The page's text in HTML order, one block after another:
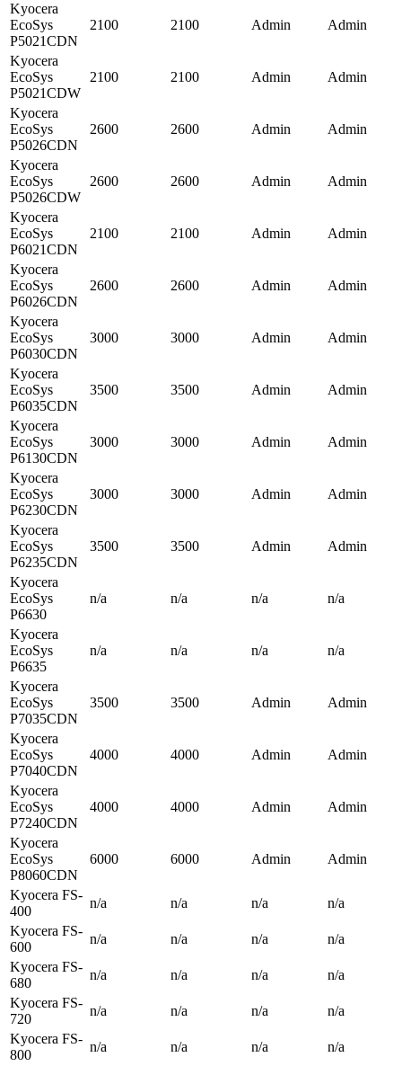
Kyocera
EcoSys
P5021CDN
2100 2100 Admin Admin
Kyocera
EcoSys
P5021CDW
2100 2100 Admin Admin
Kyocera
EcoSys
P5026CDN
2600 2600 Admin Admin
Kyocera
EcoSys
P5026CDW
2600 2600 Admin Admin
Kyocera
EcoSys
P6021CDN
2100 2100 Admin Admin
Kyocera
EcoSys
P6026CDN
2600 2600 Admin Admin
Kyocera
EcoSys
P6030CDN
3000 3000 Admin Admin
Kyocera
EcoSys
P6035CDN
3500 3500 Admin Admin
Kyocera
EcoSys
P6130CDN
3000 3000 Admin Admin
Kyocera
EcoSys
P6230CDN
3000 3000 Admin Admin
Kyocera
EcoSys
P6235CDN
3500 3500 Admin Admin
Kyocera
EcoSys
P6630
n/a n/a n/a n/a
Kyocera
EcoSys
P6635
n/a n/a n/a n/a
Kyocera
EcoSys
P7035CDN
3500 3500 Admin Admin
Kyocera
EcoSys
P7040CDN
4000 4000 Admin Admin
Kyocera
EcoSys
P7240CDN
4000 4000 Admin Admin
Kyocera
EcoSys
P8060CDN
6000 6000 Admin Admin
Kyocera FS-
400
n/a n/a n/a
n/a
Kyocera FS-
600
n/a n/a n/a
n/a
Kyocera FS-
680
n/a n/a n/a
n/a
Kyocera FS-
720
n/a n/a n/a
n/a
Kyocera FS-
800
n/a n/a n/a
n/a